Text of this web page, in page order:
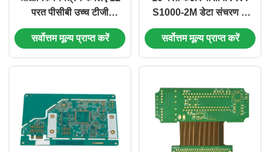
परत पीसीबी उच्च टीजी
ईआईएनजी प्रतिबाधा नियंत्रण
सर्वोत्तम मूल्य प्राप्त करें
S1000-2M डेटा संचरण के
लिए EING के साथ
सर्वोत्तम मूल्य प्राप्त करें